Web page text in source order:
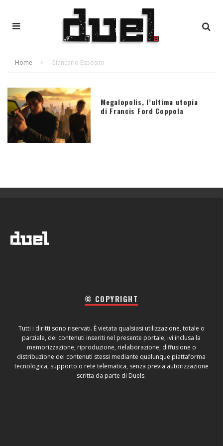
Home Giancarlo Esposito
Megalopolis, l’ultima utopia
di Francis Ford Coppola
© COPYRIGHT
Tutti i diritti sono riservati. È vietata qualsiasi utilizzazione, totale o
parziale, dei contenuti inseriti nel presente portale, ivi inclusa la
memorizzazione, riproduzione, rielaborazione, diffusione o
distribuzione dei contenuti stessi mediante qualunque piattaforma
tecnologica, supporto o rete telematica, senza previa autorizzazione
scritta da parte di Duels.